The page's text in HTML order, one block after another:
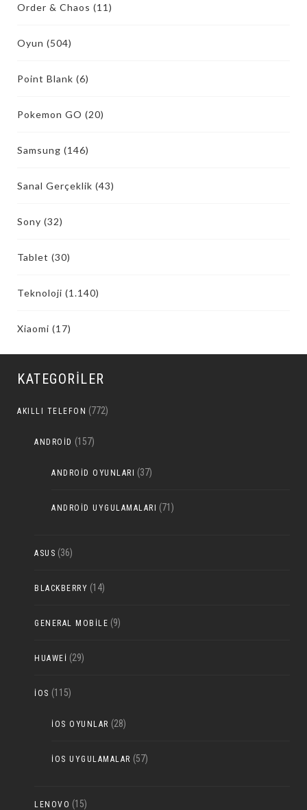
Order & Chaos (11)
Oyun (504)
Point Blank (6)
Pokemon GO (20)
Samsung (146)
Sanal Gerçeklik (43)
Sony (32)
Tablet (30)
Teknoloji (1.140)
Xiaomi (17)
KATEGORILER
AKILLI TELEFON (772)
ANDROID (157)
ANDROID OYUNLARI (37)
ANDROID UYGULAMALARI (71)
ASUS (36)
BLACKBERRY (14)
GENERAL MOBILE (9)
HUAWEI (29)
IOS (115)
IOS OYUNLAR (28)
IOS UYGULAMALAR (57)
LENOVO (15)